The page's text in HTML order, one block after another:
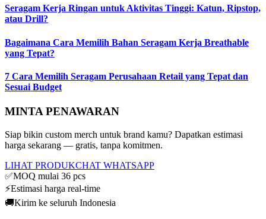
Seragam Kerja Ringan untuk Aktivitas Tinggi: Katun, Ripstop,
atau Drill?
Bagaimana Cara Memilih Bahan Seragam Kerja Breathable
yang Tepat?
7 Cara Memilih Seragam Perusahaan Retail yang Tepat dan
Sesuai Budget
MINTA PENAWARAN
Siap bikin custom merch untuk brand kamu? Dapatkan estimasi
harga sekarang — gratis, tanpa komitmen.
LIHAT PRODUKCHAT WHATSAPP
✅MOQ mulai 36 pcs
⚡Estimasi harga real-time
🚚Kirim ke seluruh Indonesia